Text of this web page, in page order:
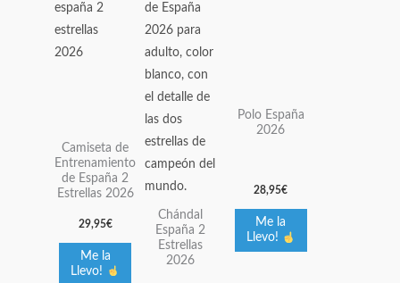
Camiseta de
Entrenamiento
de España 2
Estrellas 2026
29,95€
Me la
Llevo!
tiene
múltiples
pueden
elegir
en
página
de
producto
Chándal
España 2
Estrellas
2026
tiene
múltiples
variantes.
Las
opciones
se
pueden
elegir
en
página
de
Polo España
2026
28,95€
Me la
Llevo!
se
en
la
página
de